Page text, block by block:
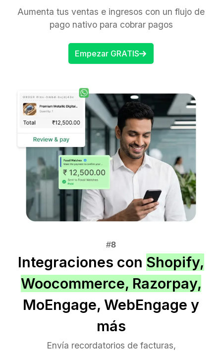
Aumenta tus ventas e ingresos con un flujo de
pago nativo para cobrar pagos
Empezar GRATIS
Integraciones con Shopify,
Woocommerce, Razorpay,
MoEngage, WebEngage y
más
Envía recordatorios de facturas,